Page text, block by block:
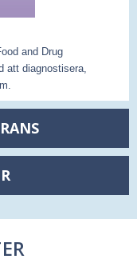
and Drug
att diagnostisera,